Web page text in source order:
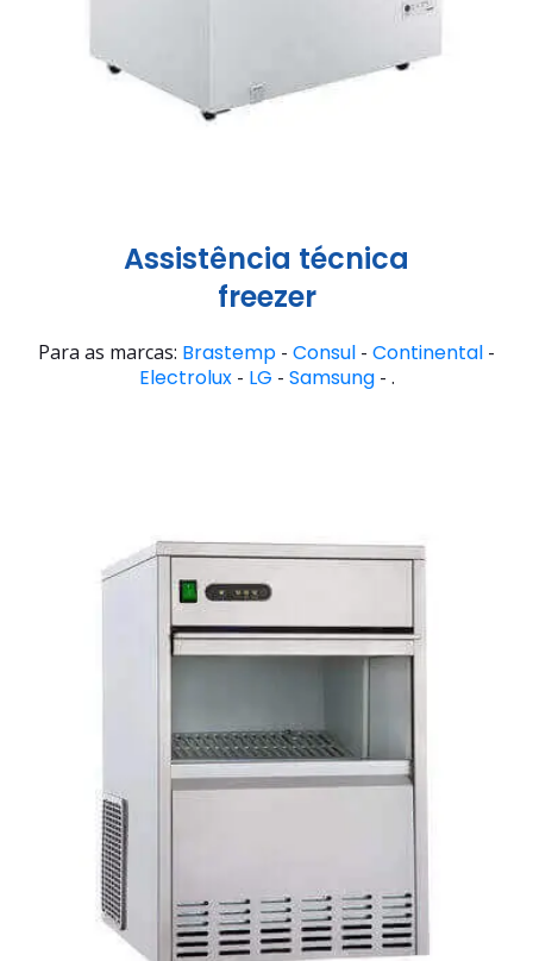
Assistência técnica
freezer
Para as marcas: Brastemp - Consul - Continental -
Electrolux- LG - Samsung- .